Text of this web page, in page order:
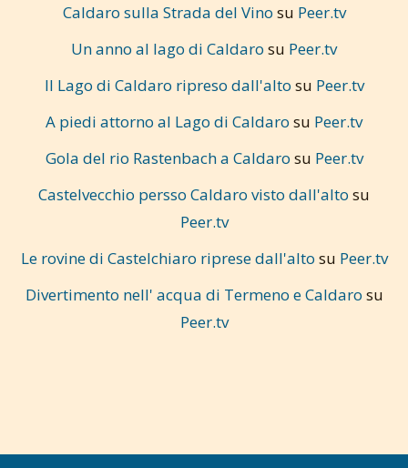
Caldaro sulla Strada del Vino su Peer.tv
Un anno al lago di Caldaro su Peer.tv
Il Lago di Caldaro ripreso dall'alto su Peer.tv
A piedi attorno al Lago di Caldaro su Peer.tv
Gola del rio Rastenbach a Caldaro su Peer.tv
Castelvecchio persso Caldaro visto dall'alto su
Peer.tv
Le rovine di Castelchiaro riprese dall'alto su Peer.tv
Divertimento nell' acqua di Termeno e Caldaro su
Peer.tv